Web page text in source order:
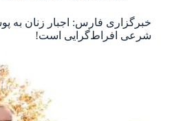
خبرگزاری فارس: اجبار زنان به
شرعی افراط‌گرایی‌ است!